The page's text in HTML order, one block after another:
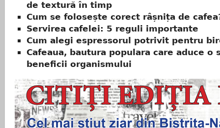
de textură în timp
Cum se folosește corect râșnița de
Servirea cafelei: 5 reguli importante
Cum alegi espressorul potrivit pentru
Cafeaua, bautura populara care aduce o
beneficii organismului